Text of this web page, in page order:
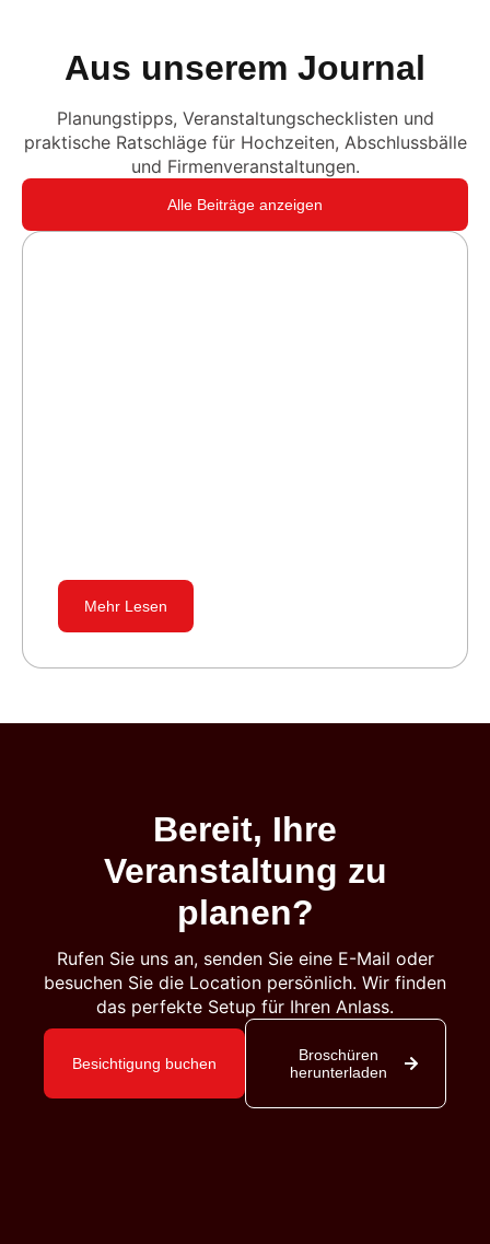
Aus unserem Journal
Planungstipps, Veranstaltungschecklisten und
praktische Ratschläge für Hochzeiten, Abschlussbälle
und Firmenveranstaltungen.
Alle Beiträge anzeigen
Mehr Lesen
Bereit, Ihre
Veranstaltung zu
planen?
Rufen Sie uns an, senden Sie eine E-Mail oder
besuchen Sie die Location persönlich. Wir finden
das perfekte Setup für Ihren Anlass.
Besichtigung buchen
Broschüren
herunterladen